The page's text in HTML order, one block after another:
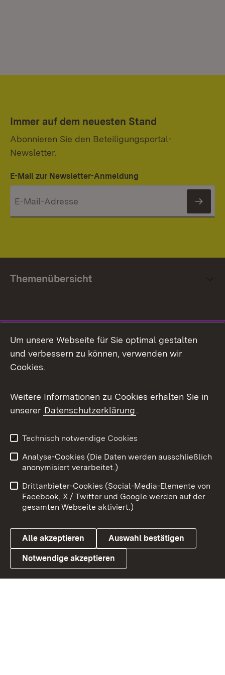
Immer auf dem neuesten Stand
Abonnieren Sie den Beteiligungsportal-
Newsletter.
E-Mail zur Newsletter-Anmeldung
Themenübersicht
Facebook
X / Twitter
Youtube
Link zum Landesportal
Impressum
Kontakt
Barrierefreiheit
Datenschutz
Cookies
Um unsere Webseite für Sie optimal gestalten
und verbessern zu können, verwenden wir
Cookies.
Weitere Informationen zu Cookies erhalten Sie in
unserer Datenschutzerklärung.
Technisch notwendige Cookies
Analyse-Cookies (Die Daten werden ausschließlich
anonymisiert verarbeitet.)
Drittanbieter-Cookies (Social-Media-Elemente von
Facebook, X / Twitter und Google werden auf der
gesamten Webseite aktiviert.)
Alle akzeptieren Auswahl bestätigen
Notwendige akzeptieren